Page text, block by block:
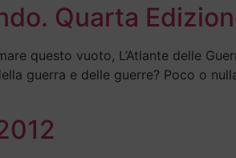
Quarta
questo vuoto, L’Atlante delle
guerra e delle guerre? Poco o